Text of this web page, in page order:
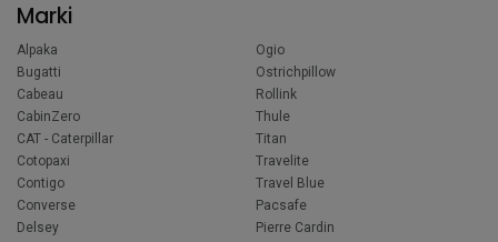
Marki
Alpaka
Bugatti
Cabeau
CabinZero
CAT - Caterpillar
Cotopaxi
Contigo
Converse
Delsey
Ogio
Ostrichpillow
Rollink
Thule
Titan
Travelite
Travel Blue
Pacsafe
Pierre Cardin